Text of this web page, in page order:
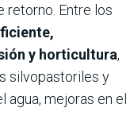
retorno. Entre los
y horticultura,
silvopastoriles y
mejoras en el